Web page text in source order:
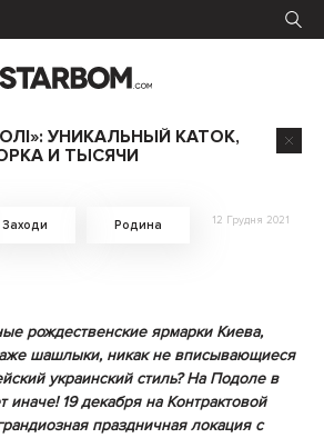
УНИКАЛЬНЫЙ КАТОК,
И ТЫСЯЧИ
Заходи Родина 12 Грудня 2021
рождественские ярмарки Киева,
шашлыки, никакне вписывающиеся
украинский стиль? На Подоле в
иначе! 19 декабря на Контрактовой
праздничная локация с